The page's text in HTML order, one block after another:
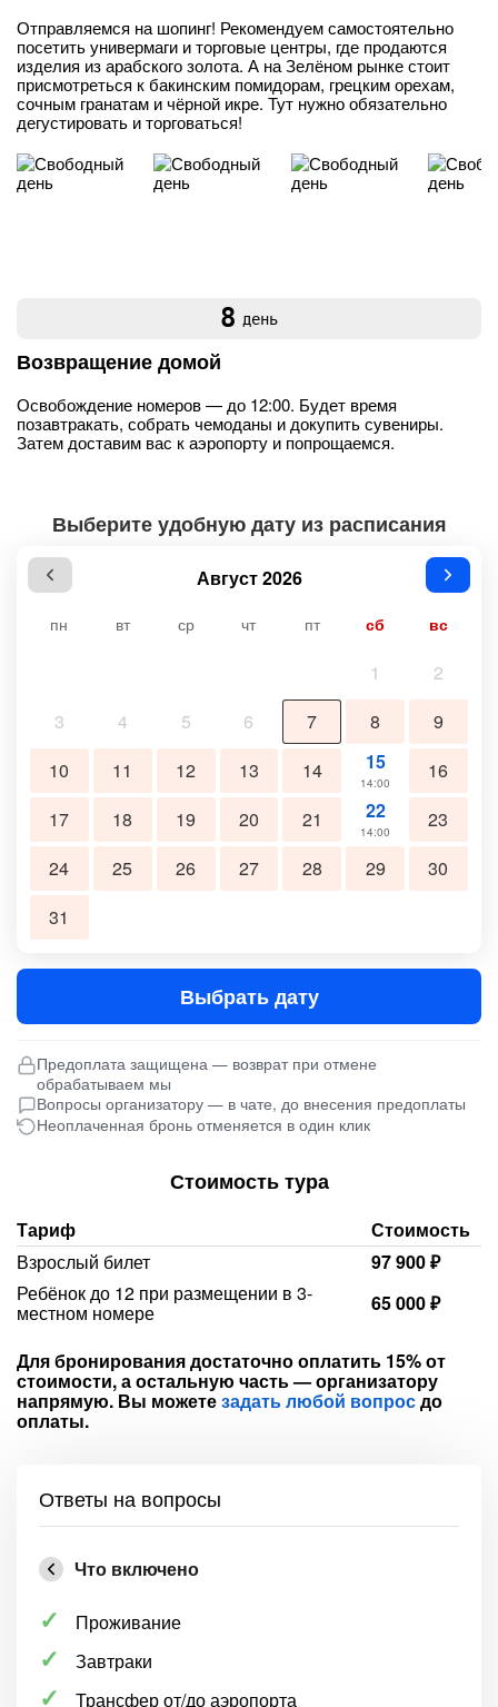
Отправляемся на шопинг! Рекомендуем самостоятельно
посетить универмаги и торговые центры, где продаются
изделия из арабского золота. А на Зелёном рынке стоит
присмотреться к бакинским помидорам, грецким орехам,
сочным гранатам и чёрной икре. Тут нужно обязательно
дегустировать и торговаться!
8 день
Возвращение домой
Освобождение номеров — до 12:00. Будет время
позавтракать, собрать чемоданы и докупить сувениры.
Затем доставим вас к аэропорту и попрощаемся.
Выберите удобную дату из расписания
Август 2026
пн вт ср чт пт сб вс
1
2
3
4 5 6 7 8
9
10
11 12 13 14 15
14:00
16
17
18 19 20 21 22
14:00
23
24
25 26 27 28 29
30
31
Выбрать дату
Предоплата защищена — возврат при отмене
обрабатываем мы
Вопросы организатору — в чате, до внесения предоплаты
Неоплаченная бронь отменяется в один клик
Стоимость тура
Тариф
Стоимость
Взрослый билет
97 900 ₽
Ребёнок до 12 при размещении в 3-
местном номере 65 000 ₽
Для бронирования достаточно оплатить 15% от
стоимости, а остальную часть — организатору
напрямую. Вы можетезадать любой вопросдо
оплаты.
Ответы на вопросы
Что включено
Проживание
Завтраки
Трансфер от/до аэропорта